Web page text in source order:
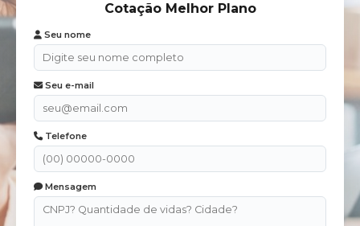
Cotação Melhor Plano
Seu nome
Seu e-mail
Telefone
Mensagem